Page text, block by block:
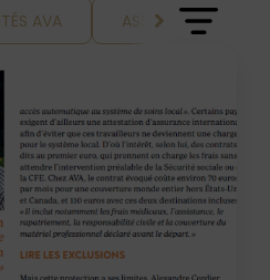
AVA ASSURANCE ET